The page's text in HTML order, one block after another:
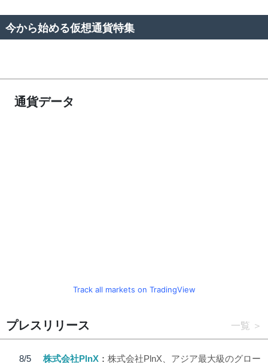
今から始める仮想通貨特集
通貨データ
Track all markets on TradingView
プレスリリース 一覧
8/5
株式会社PlnX
株式会社PlnX、アジア最大級のグロー